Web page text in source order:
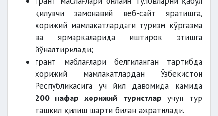
қилувчи замонавий веб-сайт яратишга,
хорижий мамлакатлардаги туризм кўргазма
ва ярмаркаларида иштирок этишга
йўналтирилади;
грант маблағлари белгиланган тартибда
хорижий мамлакатлардан Ўзбекистон
Республикасига уч йил давомида камида
200 нафар хорижий туристлар учун тур
ташкил қилиш шарти билан ажратилади.